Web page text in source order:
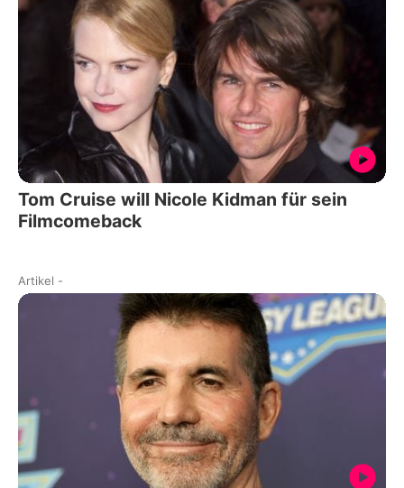
Tom Cruise will Nicole Kidman für sein
Filmcomeback
Artikel -